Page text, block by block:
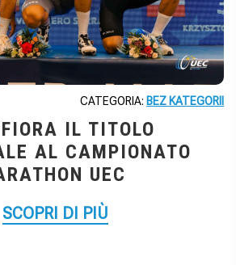
CATEGORIA: BEZ KATEGORII
IL TITOLO
AL CAMPIONATO
UEC
SCOPRI DI PIÙ